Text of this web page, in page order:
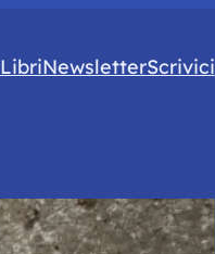
LibriNewsletterScrivici